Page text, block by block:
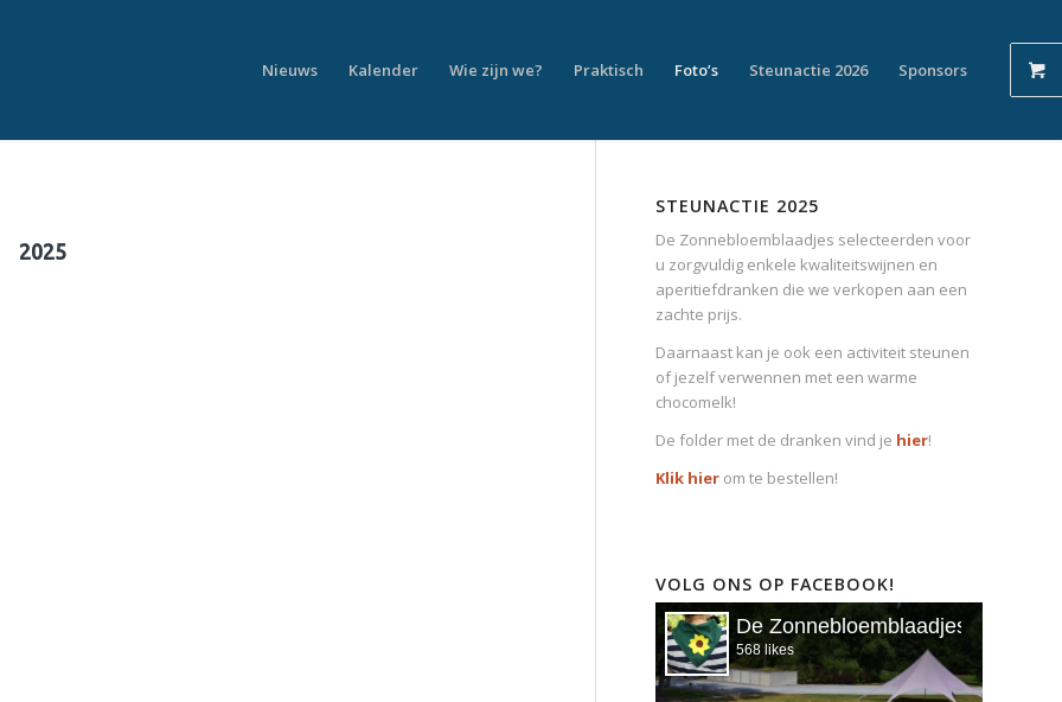
Nieuws Kalender Wie zijn we? Praktisch Foto’s Steunactie 2026 Sponsors
2025
STEUNACTIE 2025
De Zonnebloemblaadjes selecteerden voor
u zorgvuldig enkele kwaliteitswijnen en
aperitiefdranken die we verkopen aan een
zachte prijs.
Daarnaast kan je ook een activiteit steunen
of jezelf verwennen met een warme
chocomelk!
De folder met de dranken vind je hier!
Klik hier om te bestellen!
VOLG ONS OP FACEBOOK!
De Zonnebloemblaadjes vzw
568 likes